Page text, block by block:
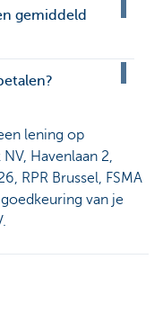
gemiddeld
lening op
Havenlaan 2,
RPR Brussel, FSMA
van je